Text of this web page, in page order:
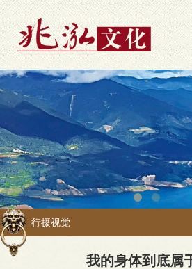
行摄视觉
我的身体到底属